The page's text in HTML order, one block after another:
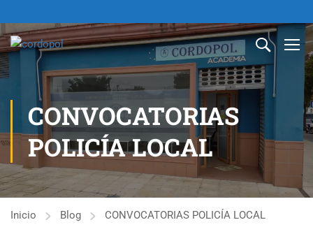
CONVOCATORIAS
POLICÍA LOCAL
Inicio Blog CONVOCATORIAS POLICÍA LOCAL